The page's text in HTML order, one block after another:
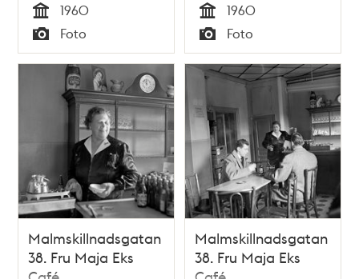
Tid
1960
Typ
Foto Tid
1960
Typ
Foto
Malmskillnadsgatan
38. Fru Maja Eks
Malmskillnadsgatan
38. Fru Maja Eks